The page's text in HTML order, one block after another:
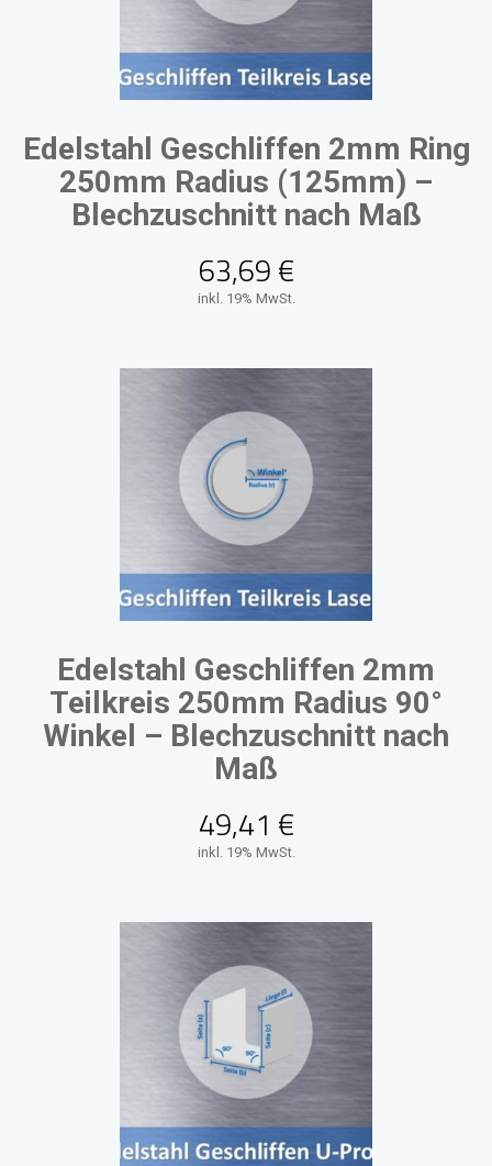
Edelstahl Geschliffen 2mm Ring
250mm Radius (125mm) –
Blechzuschnitt nach Maß
63,69€
inkl. 19% MwSt.
Edelstahl Geschliffen 2mm
Teilkreis 250mm Radius 90°
Winkel – Blechzuschnitt nach
Maß
49,41 €
inkl. 19% MwSt.